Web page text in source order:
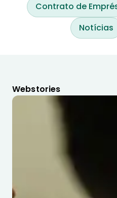
Contrato de
Notícias
Webstories